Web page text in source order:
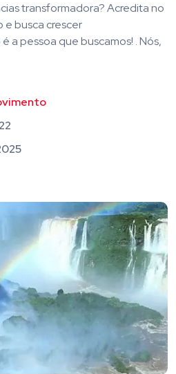
transformadora? Acredita no
busca crescer
a pessoa que buscamos! . Nós,